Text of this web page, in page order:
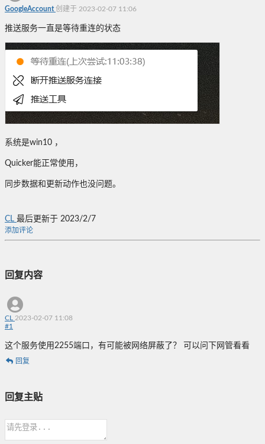
GoogleAccount创建于 2023-02-07 11:06
推送服务一直是等待重连的状态
系统是win10 ，
Quicker能正常使用，
同步数据和更新动作也没问题。
CL 最后更新于 2023/2/7
添加评论
回复内容
CL 2023-02-07 11:08
#1
这个服务使用2255端口，有可能被网络屏蔽了？ 可以问下网管看看
回复
回复主贴